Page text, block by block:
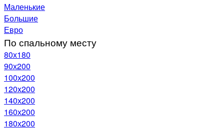
Маленькие
Большие
Евро
По спальному месту
80х180
90х200
100х200
120x200
140х200
160х200
180х200